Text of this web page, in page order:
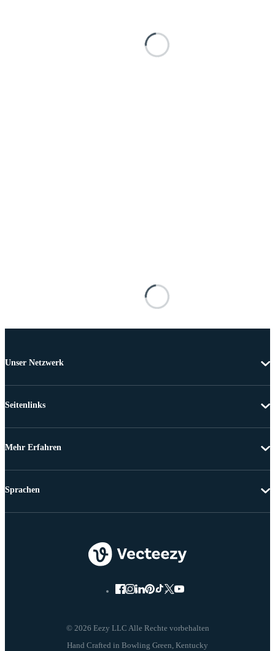
Unser Netzwerk
Seitenlinks
Mehr Erfahren
© 2026 Eezy LLC Alle Rechte vorbehalten
Sprachen